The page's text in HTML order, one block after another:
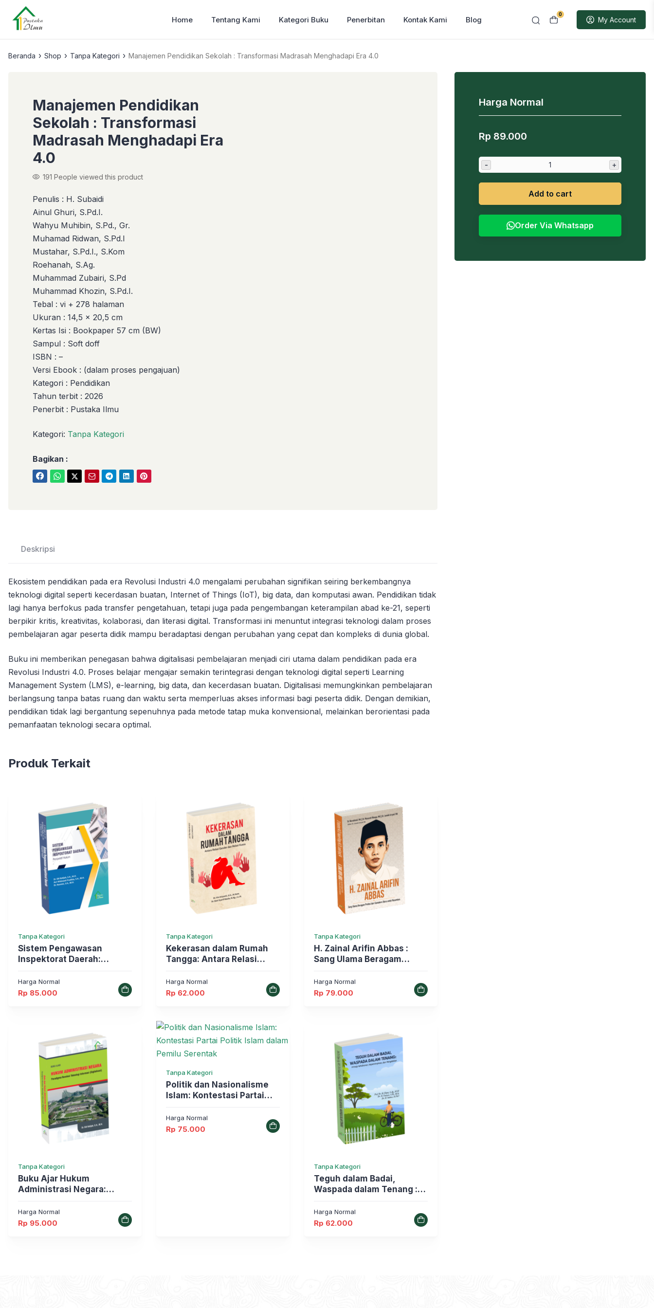
0
My Account
Home Tentang Kami Kategori Buku Penerbitan Kontak Kami Blog
Beranda › Shop › Tanpa Kategori › Manajemen Pendidikan Sekolah : Transformasi Madrasah Menghadapi Era 4.0
Manajemen Pendidikan
Sekolah : Transformasi
Madrasah Menghadapi Era
4.0
191 People viewed this product
Penulis : H. Subaidi
Ainul Ghuri, S.Pd.I.
Wahyu Muhibin, S.Pd., Gr.
Muhamad Ridwan, S.Pd.I
Mustahar, S.Pd.I., S.Kom
Roehanah, S.Ag.
Muhammad Zubairi, S.Pd
Muhammad Khozin, S.Pd.I.
Tebal : vi + 278 halaman
Ukuran : 14,5 x 20,5 cm
Kertas Isi : Bookpaper 57 cm (BW)
Sampul : Soft doff
ISBN : –
Versi Ebook : (dalam proses pengajuan)
Kategori : Pendidikan
Tahun terbit : 2026
Penerbit : Pustaka Ilmu
Kategori: Tanpa Kategori
Bagikan :
Deskripsi
Ekosistem pendidikan pada era Revolusi Industri 4.0 mengalami perubahan signifikan seiring berkembangnya
teknologi digital seperti kecerdasan buatan, Internet of Things (IoT), big data, dan komputasi awan. Pendidikan tidak
lagi hanya berfokus pada transfer pengetahuan, tetapi juga pada pengembangan keterampilan abad ke-21, seperti
berpikir kritis, kreativitas, kolaborasi, dan literasi digital. Transformasi ini menuntut integrasi teknologi dalam proses
pembelajaran agar peserta didik mampu beradaptasi dengan perubahan yang cepat dan kompleks di dunia global.
Buku ini memberikan penegasan bahwa digitalisasi pembelajaran menjadi ciri utama dalam pendidikan pada era
Revolusi Industri 4.0. Proses belajar mengajar semakin terintegrasi dengan teknologi digital seperti Learning
Management System (LMS), e-learning, big data, dan kecerdasan buatan. Digitalisasi memungkinkan pembelajaran
berlangsung tanpa batas ruang dan waktu serta memperluas akses informasi bagi peserta didik. Dengan demikian,
pendidikan tidak lagi bergantung sepenuhnya pada metode tatap muka konvensional, melainkan berorientasi pada
pemanfaatan teknologi secara optimal.
Produk Terkait
Tanpa Kategori
Sistem Pengawasan
Inspektorat Daerah:
Harga Normal
Rp 85.000
Tanpa Kategori
Kekerasan dalam Rumah
Tangga: Antara Relasi
Harga Normal
Rp 62.000
Tanpa Kategori
H. Zainal Arifin Abbas :
Sang Ulama Beragam
Utara untuk Nusantara
Harga Normal
Rp 79.000
Tanpa Kategori
Buku Ajar Hukum
Administrasi Negara:
Teknologi Informasi
(Digitalisasi)
Harga Normal
Rp 95.000
Tanpa Kategori
Politik dan Nasionalisme
Islam: Kontestasi Partai
Serentak
Harga Normal
Rp 75.000
Tanpa Kategori
Teguh dalam Badai,
Waspada dalam Tenang :
Kepemimpinan, dan
Pengabdian
Harga Normal
Rp 62.000
Harga Normal
Rp 89.000
- +
Add to cart
Order Via Whatsapp